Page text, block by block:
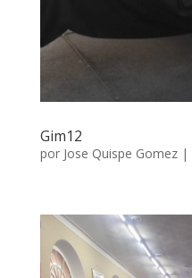
Gim12
por Jose Quispe Gomez|